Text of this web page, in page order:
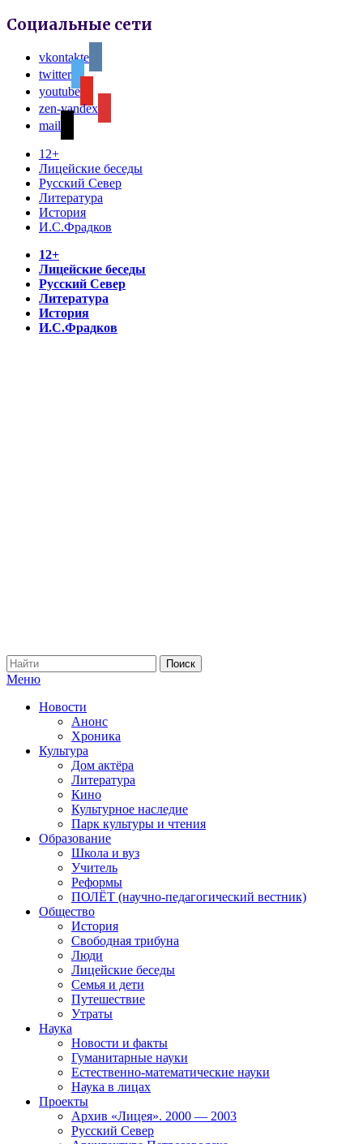
Социальные сети
vkontakte
twitter
youtube
zen-yandex
mail
12+
Лицейские беседы
Русский Север
Литература
История
И.С.Фрадков
12+
Лицейские беседы
Русский Север
Литература
История
И.С.Фрадков
Меню
Новости
Анонс
Хроника
Культура
Дом актёра
Литература
Кино
Культурное наследие
Парк культуры и чтения
Образование
Школа и вуз
Учитель
Реформы
ПОЛЁТ (научно-педагогический вестник)
Общество
История
Свободная трибуна
Люди
Лицейские беседы
Семья и дети
Путешествие
Утраты
Наука
Новости и факты
Гуманитарные науки
Естественно-математические науки
Наука в лицах
Проекты
Архив «Лицея». 2000 — 2003
Русский Север